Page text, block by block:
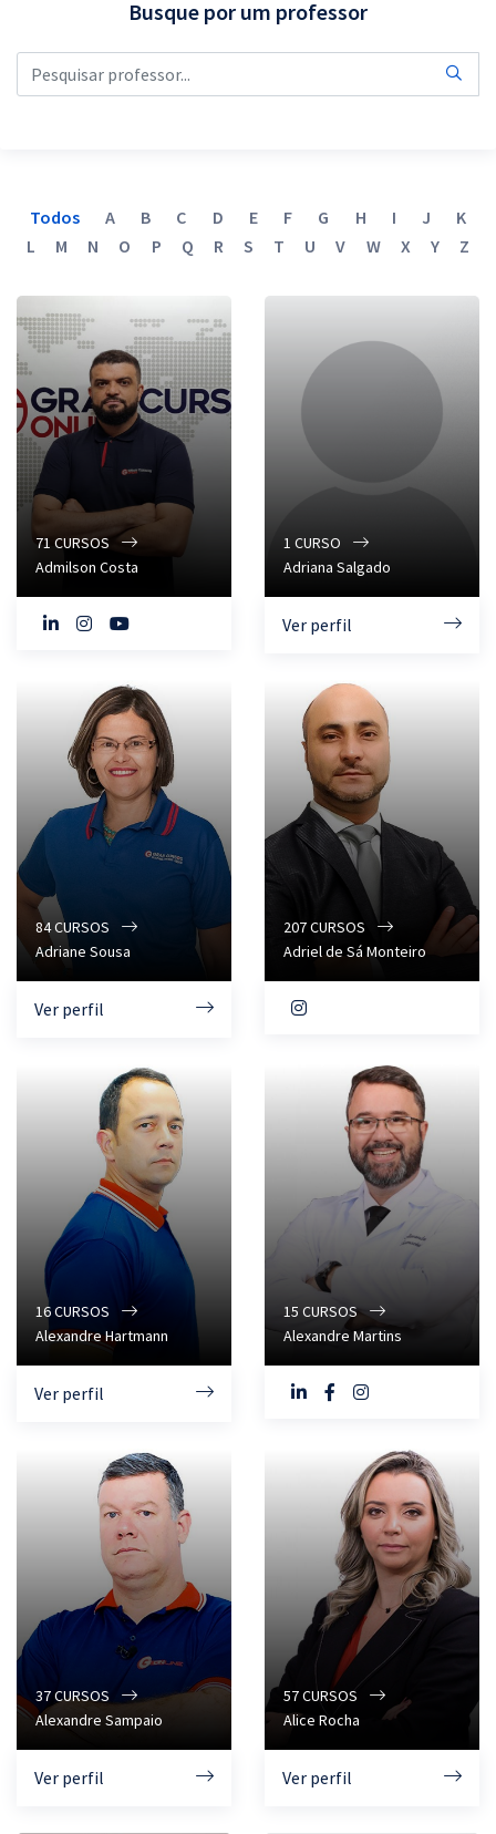
Questões grátis
Blog
Aprovados
Atendimento
Busque por um professor
Todos A B C D E F G H I J
K
L
M N O P Q R S T U V W X Y Z
71 CURSOS
Admilson Costa
1 CURSO
Adriana Salgado
Ver perfil
84CURSOS
Adriane Sousa
Ver perfil
207CURSOS
Adriel de Sá Monteiro
16CURSOS
Alexandre Hartmann
Ver perfil
15 CURSOS
Alexandre Martins
37CURSOS
Alexandre Sampaio
Ver perfil
57CURSOS
Alice Rocha
Ver perfil